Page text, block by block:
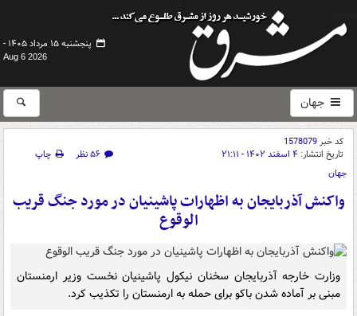
پنجشنبه ۱۵ مرداد ۱۴۰۵ -
Aug 6 2026
جهان
کد خبر1578079
تاریخ انتشار: ۴ اسفند ۱۴۰۲ - ۲۱:۱۱ ۵۶ نظر
چاپ
جهان
واکنش آذربایجان به اظهارات پاشینیان در مورد جنگ قریب
الوقوع
وزارت خارجه آذربایجان سخنان نیکول پاشینیان نخست وزیر ارمنستان
مبنی بر آماده شدن باکو برای حمله به ارمنستان را تکذیب کرد.